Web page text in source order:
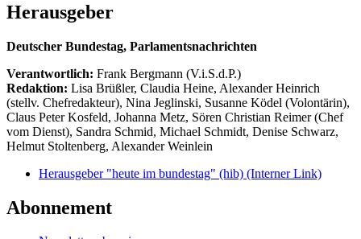
Herausgeber
Deutscher Bundestag, Parlamentsnachrichten
Verantwortlich: Frank Bergmann (V.i.S.d.P.)
Redaktion: Lisa Brüßler, Claudia Heine, Alexander Heinrich
(stellv. Chefredakteur), Nina Jeglinski, Susanne Ködel (Volontärin),
Claus Peter Kosfeld, Johanna Metz, Sören Christian Reimer (Chef
vom Dienst), Sandra Schmid, Michael Schmidt, Denise Schwarz,
Helmut Stoltenberg, Alexander Weinlein
Herausgeber "heute im bundestag" (hib) (Interner Link)
Abonnement